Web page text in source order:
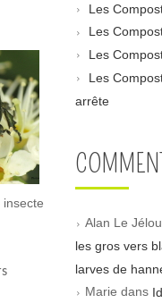
Les
Les
Les
Les
arrête
Alan Le
les gros vers
larves de
Marie dans